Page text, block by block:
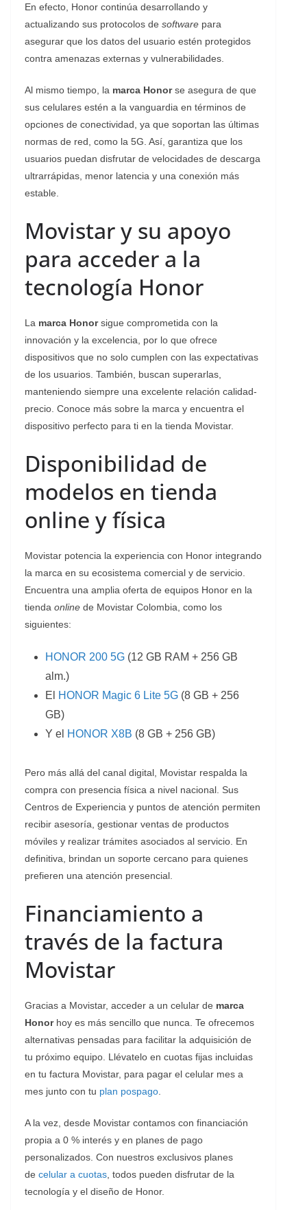
En efecto, Honor continúa desarrollando y
actualizando sus protocolos de software para
asegurar que los datos del usuario estén protegidos
contra amenazas externas y vulnerabilidades.
Al mismo tiempo, la marca Honorse asegura de que
sus celulares estén a la vanguardia en términos de
opciones de conectividad, ya que soportan las últimas
normas de red, como la 5G. Así, garantiza que los
usuarios puedan disfrutar de velocidades de descarga
ultrarrápidas, menor latencia y una conexión más
estable.
Movistar y su apoyo
para acceder a la
tecnología Honor
La marca Honorsigue comprometida con la
innovación y la excelencia, por lo que ofrece
dispositivos que no solo cumplen con las expectativas
de los usuarios. También, buscan superarlas,
manteniendo siempre una excelente relación calidad-
precio. Conoce más sobre la marca y encuentra el
dispositivo perfecto para ti en la tienda Movistar.
Disponibilidad de
modelos en tienda
online y física
Movistar potencia la experiencia con Honor integrando
la marca en su ecosistema comercial y de servicio.
Encuentra una amplia oferta de equipos Honor en la
tienda online de Movistar Colombia, como los
siguientes:
HONOR 200 5G (12 GB RAM + 256 GB
alm.)
El
HONOR Magic 6 Lite 5G (8 GB + 256
GB)
Y el HONOR X8B (8 GB + 256 GB)
Pero más allá del canal digital, Movistar respalda la
compra con presencia física a nivel nacional. Sus
Centros de Experiencia y puntos de atención permiten
recibir asesoría, gestionar ventas de productos
móviles y realizar trámites asociados al servicio. En
definitiva, brindan un soporte cercano para quienes
prefieren una atención presencial.
Financiamiento a
través de la factura
Movistar
Gracias a Movistar, acceder a un celular de marca
Honorhoy es más sencillo que nunca. Te ofrecemos
alternativas pensadas para facilitar la adquisición de
tu próximo equipo. Llévatelo en cuotas fijas incluidas
en tu factura Movistar, para pagar el celular mes a
mes junto con tu plan pospago
A la vez, desde Movistar contamos con financiación
propia a 0 % interés y en planes de pago
personalizados. Con nuestros exclusivos planes
de celular a cuotas , todos pueden disfrutar de la
tecnología y el diseño de Honor.